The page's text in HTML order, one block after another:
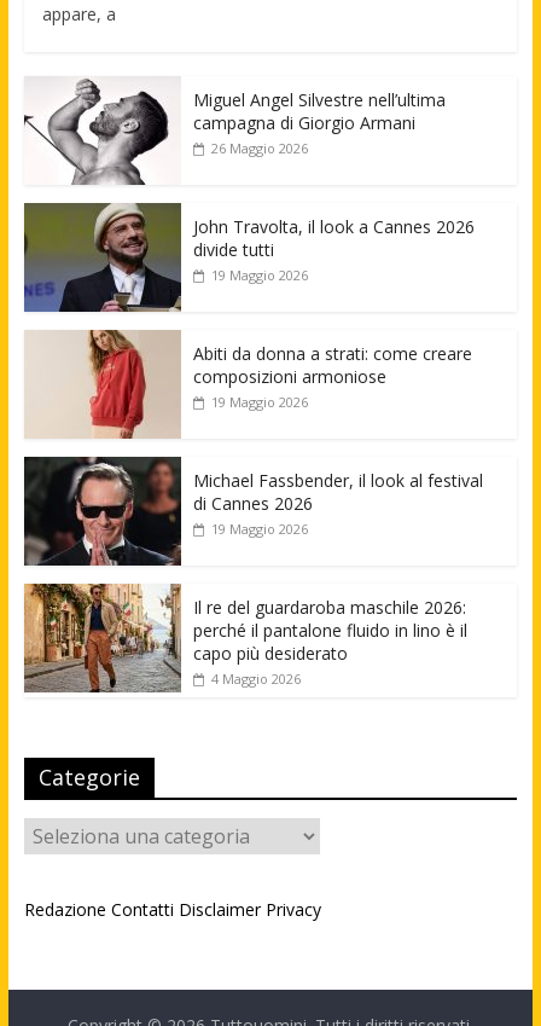
appare, a
Miguel Angel Silvestre nell’ultima
campagna di Giorgio Armani
26 Maggio 2026
John Travolta, il look a Cannes 2026
divide tutti
19 Maggio 2026
Abiti da donna a strati: come creare
composizioni armoniose
19 Maggio 2026
Michael Fassbender, il look al festival
di Cannes 2026
19 Maggio 2026
Il re del guardaroba maschile 2026:
perché il pantalone fluido in lino è il
capo più desiderato
4 Maggio 2026
Categorie
Categorie
Redazione Contatti Disclaimer Privacy